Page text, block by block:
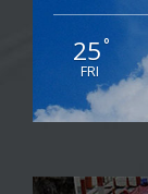
25°
FRI